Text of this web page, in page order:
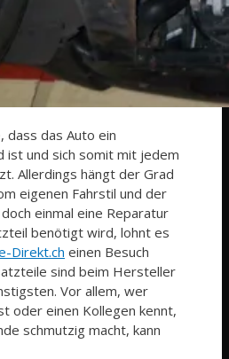
dass das Auto ein
ist und sich somit mit jedem
Allerdings hängt der Grad
eigenen Fahrstil und der
einmal eine Reparatur
benötigt wird, lohnt es
Direkt.ch einen Besuch
sind beim Hersteller
Vor allem, wer
oder einen Kollegen kennt,
schmutzig macht, kann